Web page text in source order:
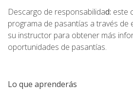
Descargo de responsabilidad: este
programa de pasantías a través de
su instructor para obtener más
oportunidades de pasantías.
Lo que aprenderás